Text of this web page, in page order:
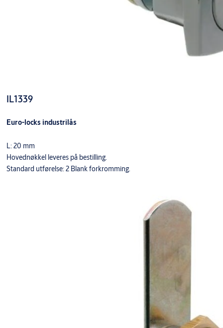
IL1339
Euro-locks industrilås
L: 20 mm
Hovednøkkel leveres på bestilling.
Standard utførelse: 2 Blank forkromming.